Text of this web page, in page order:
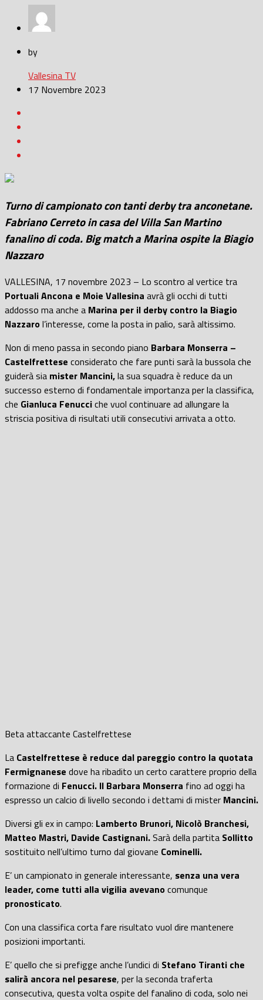
by
Vallesina TV
17 Novembre 2023
Turno di campionato con tanti derby tra anconetane.
Fabriano Cerreto in casa del Villa San Martino
fanalino di coda. Big match a Marina ospite la Biagio
Nazzaro
VALLESINA, 17 novembre 2023 – Lo scontro al vertice tra
Portuali Ancona e Moie Vallesina avrà gli occhi di tutti
addosso ma anche a Marina per il derby contro la Biagio
Nazzarol’interesse, come la posta in palio, sarà altissimo.
Non di meno passa in secondo piano Barbara Monserra –
Castelfrettese considerato che fare punti sarà la bussola che
guiderà sia mister Mancini,la sua squadra è reduce da un
successo esterno di fondamentale importanza per la classifica,
che Gianluca Fenucciche vuol continuare ad allungare la
striscia positiva di risultati utili consecutivi arrivata a otto.
Beta attaccante Castelfrettese
La Castelfrettese è reduce dal pareggio contro la quotata
Fermignanese dove ha ribadito un certo carattere proprio della
formazione di Fenucci. Il Barbara Monserra fino ad oggi ha
espresso un calcio di livello secondo i dettami di mister Mancini.
Diversi gli ex in campo: Lamberto Brunori, Nicolò Branchesi,
Matteo Mastri, Davide Castignani.Sarà della partita Sollitto
sostituito nell’ultimo turno dal giovane Cominelli.
E’ un campionato in generale interessante, senza una vera
leader, come tutti alla vigilia avevanocomunque
pronosticato.
Con una classifica corta fare risultato vuol dire mantenere
posizioni importanti.
E’ quello che si prefigge anche l’undici di Stefano Tiranti che
salirà ancora nel pesarese, per la seconda traferta
consecutiva, questa volta ospite del fanalino di coda, solo nei